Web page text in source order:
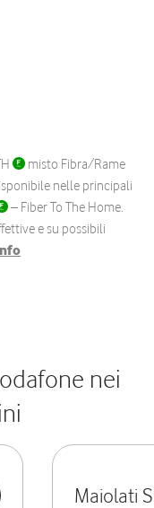
misto Fibra/Rame
nelle principali
– Fiber To The Home.
e su possibili
nei
Maiolati